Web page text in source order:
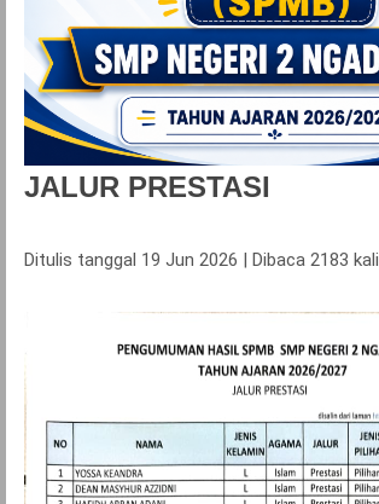
JALUR PRESTASI
Ditulis tanggal 19 Jun 2026 | Dibaca 2183 kali